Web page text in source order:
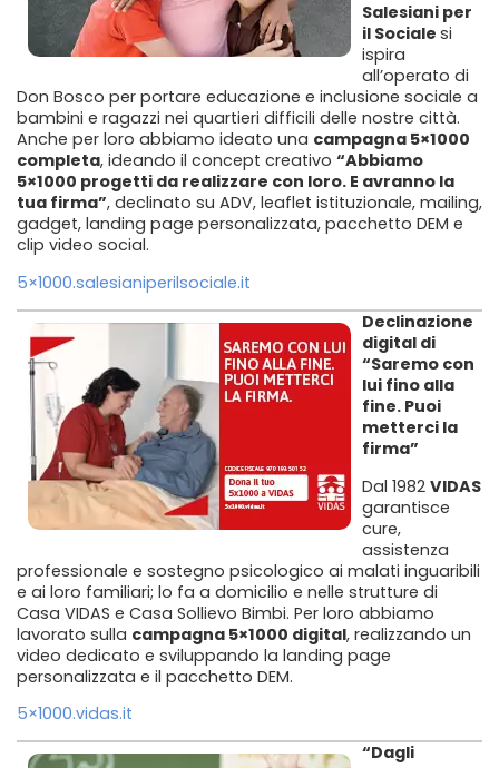
Salesiani per
il Sociale si
ispira
all’operato di
Don Bosco per portare educazione e inclusione sociale a
bambini e ragazzi nei quartieri difficili delle nostre città.
Anche per loro abbiamo ideato una campagna 5×1000
completa, ideando il concept creativo “Abbiamo
5×1000 progetti da realizzare con loro. E avranno la
tua firma”, declinato su ADV, leaflet istituzionale, mailing,
gadget, landing page personalizzata, pacchetto DEM e
clip video social.
5×1000.salesianiperilsociale.it
Declinazione
digital di
“Saremo con
lui fino alla
fine. Puoi
metterci la
firma”
Dal 1982 VIDAS
garantisce
cure,
assistenza
professionale e sostegno psicologico ai malati inguaribili
e ai loro familiari; lo fa a domicilio e nelle strutture di
Casa VIDAS e Casa Sollievo Bimbi. Per loro abbiamo
lavorato sulla campagna 5×1000 digital, realizzando un
video dedicato e sviluppando la landing page
personalizzata e il pacchetto DEM.
5×1000.vidas.it
“Dagli